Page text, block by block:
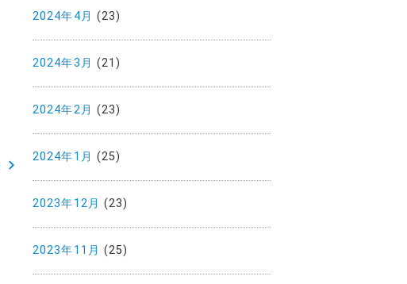
2024年4月 (23)
2024年3月 (21)
2024年2月 (23)
2024年1月 (25)
2023年12月 (23)
2023年11月 (25)